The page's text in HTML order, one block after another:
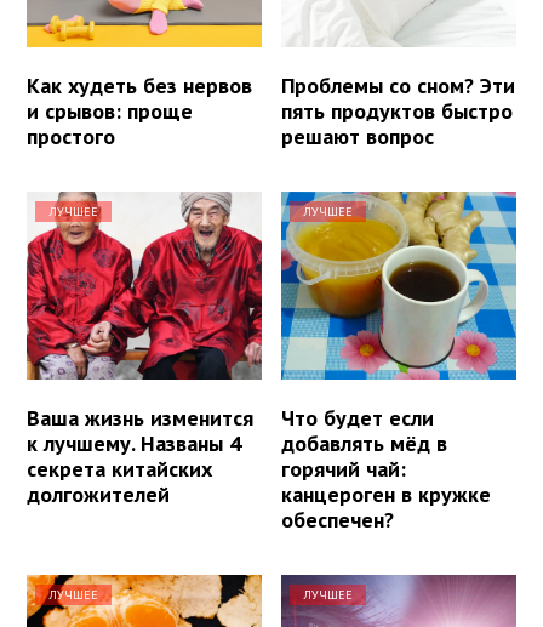
Как худеть без нервов
и срывов: проще
простого
Проблемы со сном? Эти
пять продуктов быстро
решают вопрос
ЛУЧШЕЕ
Ваша жизнь изменится
к лучшему. Названы 4
секрета китайских
долгожителей
ЛУЧШЕЕ
Что будет если
добавлять мёд в
горячий чай:
канцероген в кружке
обеспечен?
ЛУЧШЕЕ ЛУЧШЕЕ